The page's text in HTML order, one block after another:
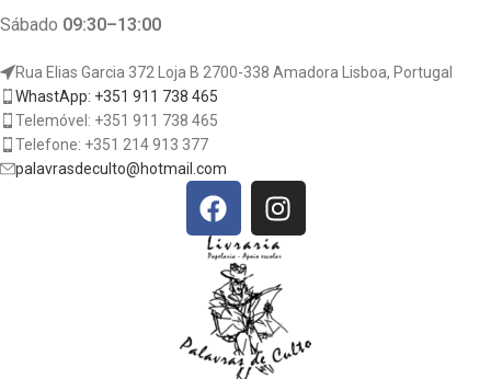
Sábado 09:30–13:00
Rua Elias Garcia 372 Loja B 2700-338 Amadora Lisboa, Portugal
WhastApp: +351 911 738 465
Telemóvel: +351 911 738 465
Telefone: +351 214 913 377
palavrasdeculto@hotmail.com